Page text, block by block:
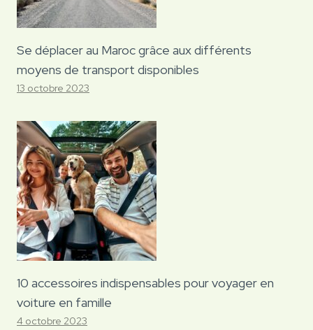
Se déplacer au Maroc grâce aux différents
moyens de transport disponibles
13 octobre 2023
10 accessoires indispensables pour voyager en
voiture en famille
4 octobre 2023